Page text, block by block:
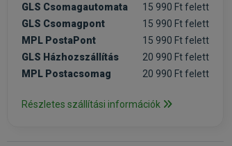
GLS Csomagautomata
15 990 Ft felett
GLS Csomagpont
15 990 Ft felett
MPL PostaPont
15 990 Ft felett
GLS Házhozszállítás
20 990 Ft felett
MPL Postacsomag
20 990 Ft felett
Részletes szállítási információk